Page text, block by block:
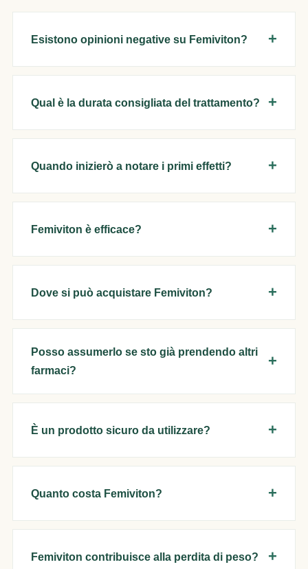
Esistono opinioni negative su Femiviton?
Qual è la durata consigliata del trattamento?
Quando inizierò a notare i primi effetti?
Femiviton è efficace?
Dove si può acquistare Femiviton?
Posso assumerlo se sto già prendendo altri
farmaci?
È un prodotto sicuro da utilizzare?
Quanto costa Femiviton?
Femiviton contribuisce alla perdita di peso?